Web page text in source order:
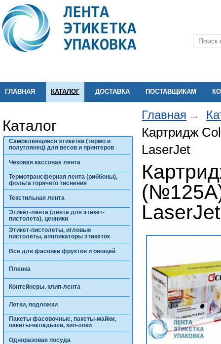
ГЛАВНАЯ КАТАЛОГ ДОСТАВКА ПОСТАВЩИКАМ
Каталог
Самоклеящиеся этикетки (термо и
полуглянец) для весов и принтеров
Чековая кассовая лента
Термотрансферная лента (риббоны),
фольга горячего тиснения
Текстильная лента
Этикет-лента (лента для этикет-
пистолета), ценники
Этикет-пистолеты, игловые
пистолеты, аппликаторы этикеток
Все для фасовки фруктов и овощей
Пленка
Контейнеры, клип-лента
Лотки, подложки
Пакеты фасовочные, пакеты-майки,
пакеты-вкладыши, зип-локи
Одноразовая посуда
Главная
Картридж
LaserJet
LaserJet